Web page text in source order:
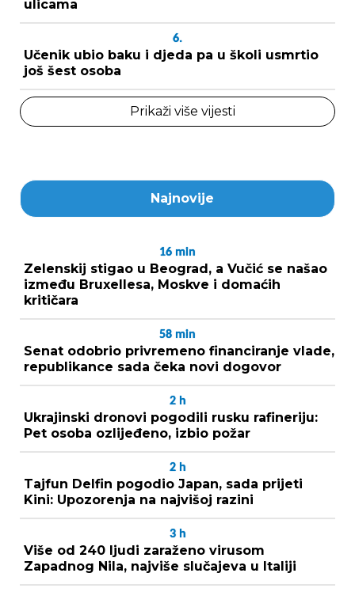
ulicama
6.
Učenik ubio baku i djeda pa u školi usmrtio
još šest osoba
Prikaži više vijesti
Najnovije
16 min
Zelenskij stigao u Beograd, a Vučić se našao
između Bruxellesa, Moskve i domaćih
kritičara
58 min
Senat odobrio privremeno financiranje vlade,
republikance sada čeka novi dogovor
2 h
Ukrajinski dronovi pogodili rusku rafineriju:
Pet osoba ozlijeđeno, izbio požar
2 h
Tajfun Delfin pogodio Japan, sada prijeti
Kini: Upozorenja na najvišoj razini
3 h
Više od 240 ljudi zaraženo virusom
Zapadnog Nila, najviše slučajeva u Italiji